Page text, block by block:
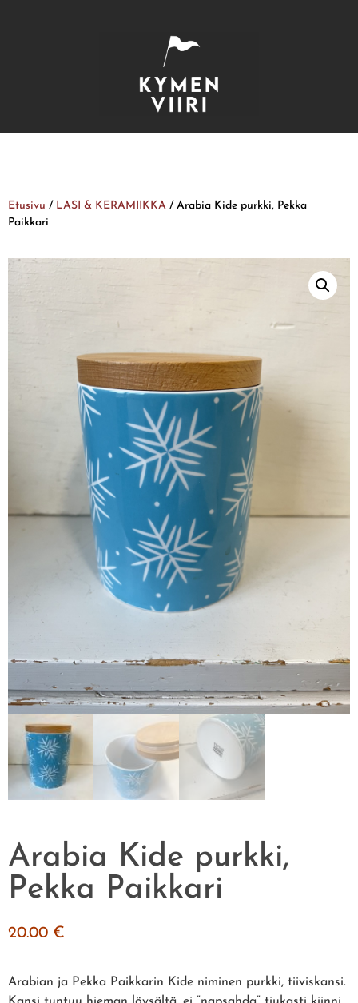
Etusivu / LASI & KERAMIIKKA / Arabia Kide purkki, Pekka
Paikkari
Arabia Kide purkki,
Pekka Paikkari
20.00 €
Arabian ja Pekka Paikkarin Kide niminen purkki, tiiviskansi.